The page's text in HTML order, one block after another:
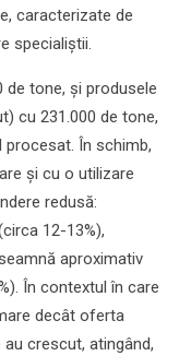
caracterizate de
specialiștii.
de tone, și produsele
cu 231.000 de tone,
procesat. În schimb,
și cu o utilizare
redusă:
12-13%),
aproximativ
În contextul în care
decât oferta
crescut, atingând,